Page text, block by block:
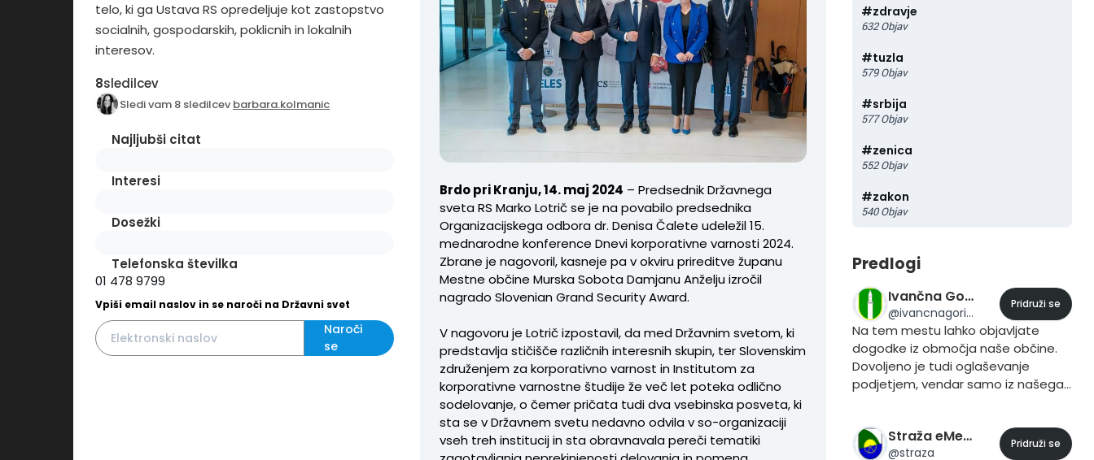
telo, ki ga Ustava RS opredeljuje kot zastopstvo
socialnih, gospodarskih, poklicnih in lokalnih
interesov.
8sledilcev
Sledi vam 8 sledilcev barbara.kolmanic
Najljubši citat
Interesi
Dosežki
Telefonska številka
01 478 9799
Vpiši email naslov in se naroči na Državni svet
Naroči
se
Brdo pri Kranju, 14. maj 2024 – Predsednik Državnega
sveta RS Marko Lotrič se je na povabilo predsednika
Organizacijskega odbora dr. Denisa Čalete udeležil 15.
mednarodne konference Dnevi korporativne varnosti 2024.
Zbrane je nagovoril, kasneje pa v okviru prireditve županu
Mestne občine Murska Sobota Damjanu Anželju izročil
nagrado Slovenian Grand Security Award.
V nagovoru je Lotrič izpostavil, da med Državnim svetom, ki
predstavlja stičišče različnih interesnih skupin, ter Slovenskim
združenjem za korporativno varnost in Institutom za
korporativne varnostne študije že več let poteka odlično
sodelovanje, o čemer pričata tudi dva vsebinska posveta, ki
sta se v Državnem svetu nedavno odvila v so-organizaciji
vseh treh institucij in sta obravnavala pereči tematiki
#zdravje
632 Objav
#tuzla
579 Objav
#srbija
577 Objav
#zenica
552 Objav
#zakon
540 Objav
Predlogi
Ivančna Gorica eMesto
@ivancnagorica
Pridruži se
Na tem mestu lahko objavljate
dogodke iz območja naše občine.
Dovoljeno je tudi oglaševanje
podjetjem, vendar samo iz našega
Straža eMesto
@straza
Pridruži se